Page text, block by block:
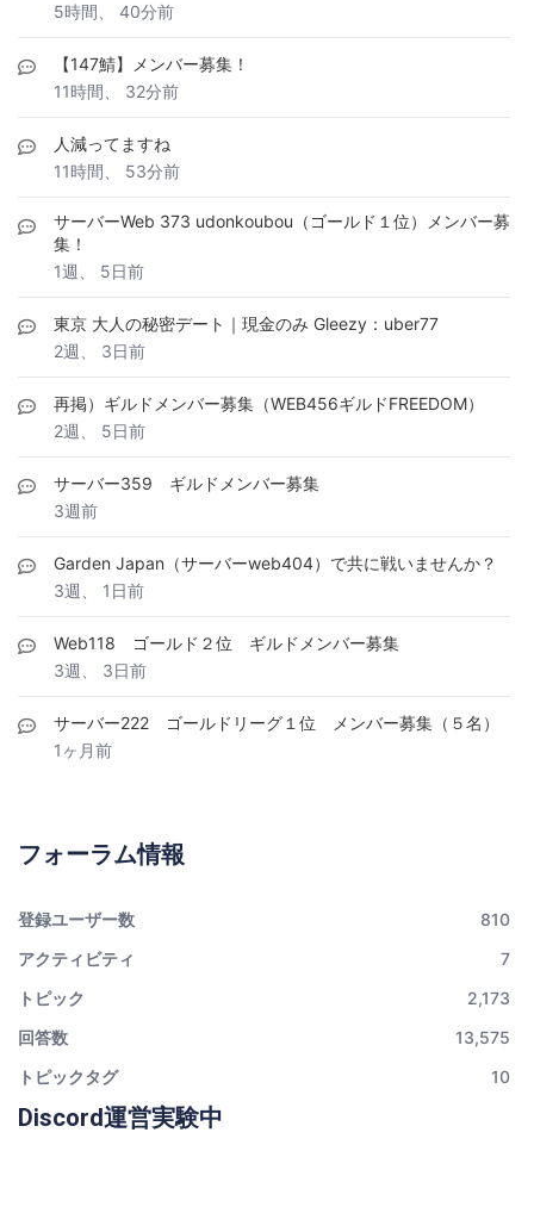
5時間、 40分前
【147鯖】メンバー募集！
11時間、 32分前
人減ってますね
11時間、 53分前
サーバーWeb 373 udonkoubou（ゴールド１位）メンバー募
集！
1週、 5日前
東京 大人の秘密デート｜現金のみ Gleezy：uber77
2週、 3日前
再掲）ギルドメンバー募集（WEB456ギルドFREEDOM）
2週、 5日前
サーバー359 ギルドメンバー募集
3週前
Garden Japan（サーバーweb404）で共に戦いませんか？
3週、 1日前
Web118 ゴールド２位 ギルドメンバー募集
3週、 3日前
サーバー222 ゴールドリーグ１位 メンバー募集（５名）
1ヶ月前
フォーラム情報
登録ユーザー数
810
アクティビティ
7
トピック
2,173
回答数
13,575
トピックタグ
10
Discord運営実験中